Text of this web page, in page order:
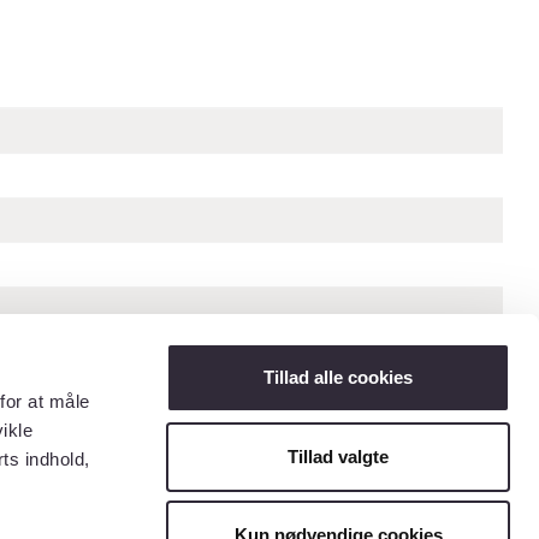
at måle
indhold,
Tillad alle cookies
Tillad valgte
Kun nødvendige cookies
« Forrige billede Næste billede »